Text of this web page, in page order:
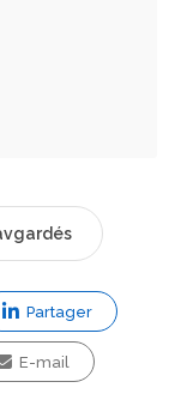
Partager
E-mail